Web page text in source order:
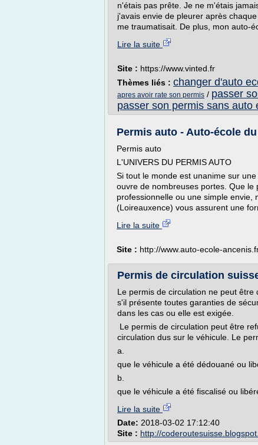
n'étais pas prête. Je ne m'étais
j'avais envie de pleurer après
me traumatisait. De plus, mon auto-
Lire la suite
Site : https://www.vinted.fr
Thèmes liés : changer d'auto
apres avoir rate son permis / passer
passer son permis sans auto
Permis auto - Auto-école
Permis auto
L'UNIVERS DU PERMIS AUTO
Si tout le monde est unanime sur
ouvre de nombreuses portes. Que
professionnelle ou une simple envie,
(Loireauxence) vous assurent une
Lire la suite
Site : http://www.auto-ecole-
Permis de circulation
Le permis de circulation ne peut être
s'il présente toutes garanties de
dans les cas ou elle est exigée.
Le permis de circulation peut être
circulation dus sur le véhicule. Le
a.
que le véhicule a été dédouané ou
b.
que le véhicule a été fiscalisé ou
Lire la suite
Date: 2018-03-02 17:12:40
Site : http://